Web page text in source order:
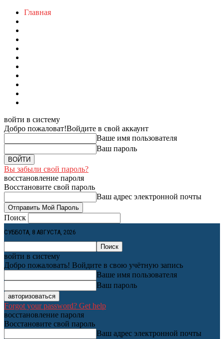
Главная
войти в систему
Добро пожаловат!Войдите в свой аккаунт
Ваше имя пользователя
Ваш пароль
Вы забыли свой пароль?
восстановление пароля
Восстановите свой пароль
Ваш адрес электронной почты
Поиск
СУББОТА, 8 АВГУСТА, 2026
войти в систему
Добро пожаловать! Войдите в свою учётную запись
Ваше имя пользователя
Ваш пароль
Forgot your password? Get help
восстановление пароля
Восстановите свой пароль
Ваш адрес электронной почты